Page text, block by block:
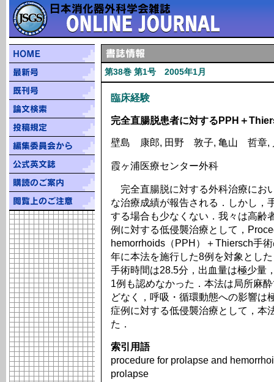
第38巻 第1号 2005年1月
臨床経験
完全直腸脱患者に対するPPH＋
壁島 康郎, 田野 敦子, 亀山 哲章
霞ヶ浦医療センター外科
完全直腸脱に対する外科治療にお
な治療成績が報告される．しかし，
する場合も少なくない．我々は高齢
例に対する低侵襲治療として，
hemorrhoids（PPH）＋Thiersch手
年に本法を施行した8例を対象とし
手術時間は28.5分，出血量は極少量
1例も認めなかった．本法は局所麻
どなく，呼吸・循環動態への影響は
症例に対する低侵襲治療として，本
た．
索引用語
procedure for prolapse and
prolapse